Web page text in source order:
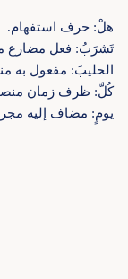
هلْ: حرف استفهام.
تَشرَبُ: فعل مضارع
الحليبَ: مفعول به
كُلَّ: ظرف زمان
يومٍ: مضاف إليه